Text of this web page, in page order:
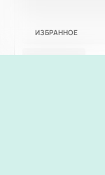
ИЗБРАННОЕ